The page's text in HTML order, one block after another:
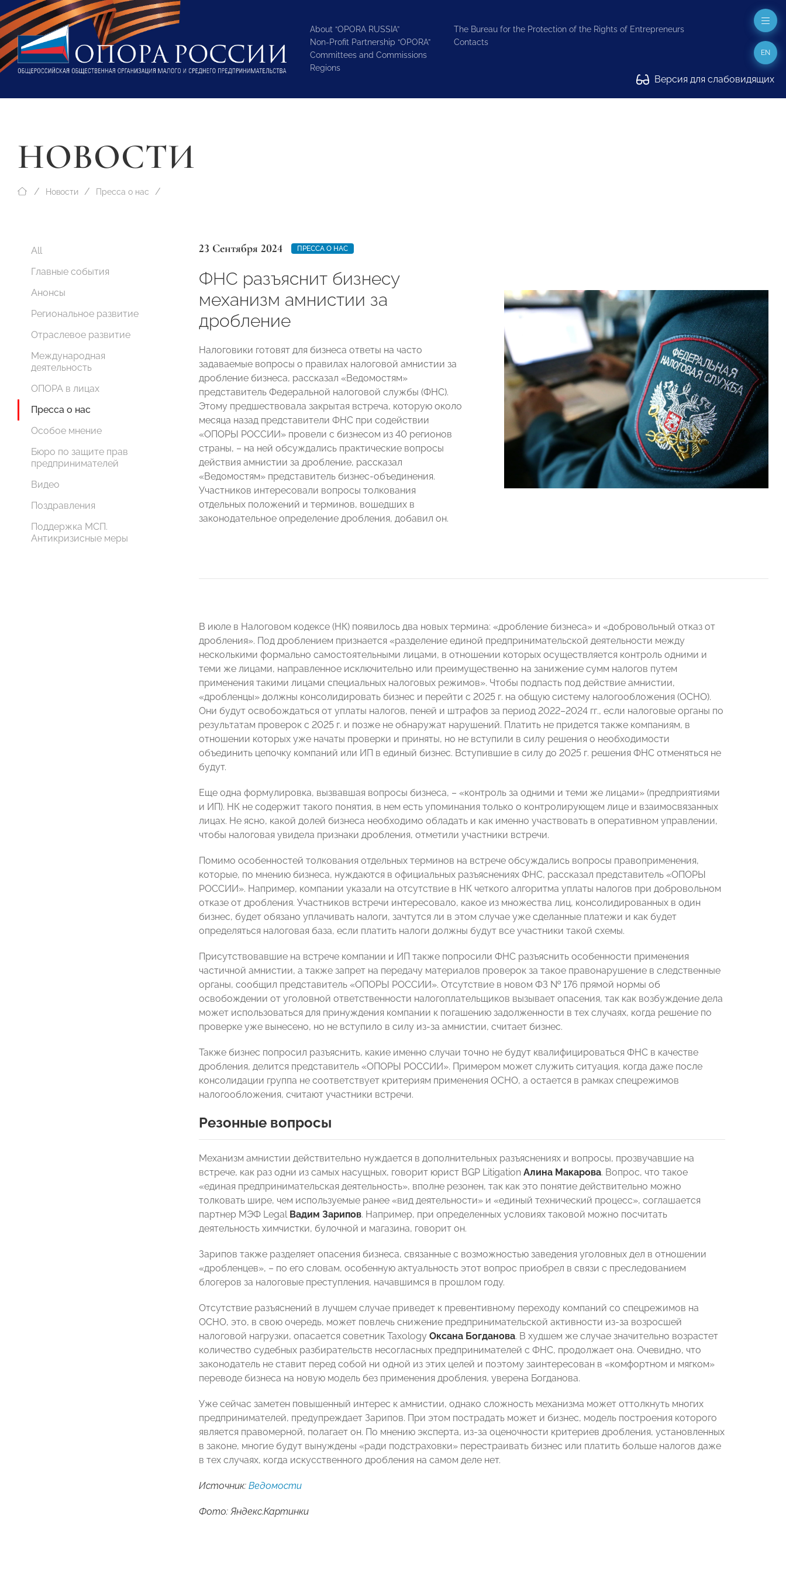
About “OPORA RUSSIA”
Non-Profit Partnership “OPORA”
Committees and Commissions
Regions
The Bureau for the Protection of the Rights of Entrepreneurs
Contacts
Версия для слабовидящих
EN
НОВОСТИ
Новости Пресса о нас
All
Главные события
Анонсы
Региональное развитие
Отраслевое развитие
Международная
деятельность
ОПОРА в лицах
Пресса о нас
Особое мнение
Бюро по защите прав
предпринимателей
Видео
Поздравления
Поддержка МСП.
Антикризисные меры
23 Сентября 2024 ПРЕССА О НАС
ФНС разъяснит бизнесу
механизм амнистии за
дробление
Налоговики готовят для бизнеса ответы на часто
задаваемые вопросы о правилах налоговой амнистии за
дробление бизнеса, рассказал «Ведомостям»
представитель Федеральной налоговой службы (ФНС).
Этому предшествовала закрытая встреча, которую около
месяца назад представители ФНС при содействии
«ОПОРЫ РОССИИ» провели с бизнесом из 40 регионов
страны, – на ней обсуждались практические вопросы
действия амнистии за дробление, рассказал
«Ведомостям» представитель бизнес-объединения.
Участников интересовали вопросы толкования
отдельных положений и терминов, вошедших в
законодательное определение дробления, добавил он.
В июле в Налоговом кодексе (НК) появилось два новых термина: «дробление бизнеса» и «добровольный отказ от
дробления». Под дроблением признается «разделение единой предпринимательской деятельности между
несколькими формально самостоятельными лицами, в отношении которых осуществляется контроль одними и
теми же лицами, направленное исключительно или преимущественно на занижение сумм налогов путем
применения такими лицами специальных налоговых режимов». Чтобы подпасть под действие амнистии,
«дробленцы» должны консолидировать бизнес и перейти с 2025 г. на общую систему налогообложения (ОСНО).
Они будут освобождаться от уплаты налогов, пеней и штрафов за период 2022–2024 гг., если налоговые органы по
результатам проверок с 2025 г. и позже не обнаружат нарушений. Платить не придется также компаниям, в
отношении которых уже начаты проверки и приняты, но не вступили в силу решения о необходимости
объединить цепочку компаний или ИП в единый бизнес. Вступившие в силу до 2025 г. решения ФНС отменяться не
будут.
Еще одна формулировка, вызвавшая вопросы бизнеса, – «контроль за одними и теми же лицами» (предприятиями
и ИП). НК не содержит такого понятия, в нем есть упоминания только о контролирующем лице и взаимосвязанных
лицах. Не ясно, какой долей бизнеса необходимо обладать и как именно участвовать в оперативном управлении,
чтобы налоговая увидела признаки дробления, отметили участники встречи.
Помимо особенностей толкования отдельных терминов на встрече обсуждались вопросы правоприменения,
которые, по мнению бизнеса, нуждаются в официальных разъяснениях ФНС, рассказал представитель «ОПОРЫ
РОССИИ». Например, компании указали на отсутствие в НК четкого алгоритма уплаты налогов при добровольном
отказе от дробления. Участников встречи интересовало, какое из множества лиц, консолидированных в один
бизнес, будет обязано уплачивать налоги, зачтутся ли в этом случае уже сделанные платежи и как будет
определяться налоговая база, если платить налоги должны будут все участники такой схемы.
Присутствовавшие на встрече компании и ИП также попросили ФНС разъяснить особенности применения
частичной амнистии, а также запрет на передачу материалов проверок за такое правонарушение в следственные
органы, сообщил представитель «ОПОРЫ РОССИИ». Отсутствие в новом ФЗ № 176 прямой нормы об
освобождении от уголовной ответственности налогоплательщиков вызывает опасения, так как возбуждение дела
может использоваться для принуждения компании к погашению задолженности в тех случаях, когда решение по
проверке уже вынесено, но не вступило в силу из-за амнистии, считает бизнес.
Также бизнес попросил разъяснить, какие именно случаи точно не будут квалифицироваться ФНС в качестве
дробления, делится представитель «ОПОРЫ РОССИИ». Примером может служить ситуация, когда даже после
консолидации группа не соответствует критериям применения ОСНО, а остается в рамках спецрежимов
налогообложения, считают участники встречи.
Резонные вопросы
Механизм амнистии действительно нуждается в дополнительных разъяснениях и вопросы, прозвучавшие на
встрече, как раз одни из самых насущных, говорит юрист BGP Litigation Алина Макарова. Вопрос, что такое
«единая предпринимательская деятельность», вполне резонен, так как это понятие действительно можно
толковать шире, чем используемые ранее «вид деятельности» и «единый технический процесс», соглашается
партнер МЭФ Legal Вадим Зарипов. Например, при определенных условиях таковой можно посчитать
деятельность химчистки, булочной и магазина, говорит он.
Зарипов также разделяет опасения бизнеса, связанные с возможностью заведения уголовных дел в отношении
«дробленцев», – по его словам, особенную актуальность этот вопрос приобрел в связи с преследованием
блогеров за налоговые преступления, начавшимся в прошлом году.
Отсутствие разъяснений в лучшем случае приведет к превентивному переходу компаний со спецрежимов на
ОСНО, это, в свою очередь, может повлечь снижение предпринимательской активности из-за возросшей
налоговой нагрузки, опасается советник Taxology Оксана Богданова. В худшем же случае значительно возрастет
количество судебных разбирательств несогласных предпринимателей с ФНС, продолжает она. Очевидно, что
законодатель не ставит перед собой ни одной из этих целей и поэтому заинтересован в «комфортном и мягком»
переводе бизнеса на новую модель без применения дробления, уверена Богданова.
Уже сейчас заметен повышенный интерес к амнистии, однако сложность механизма может оттолкнуть многих
предпринимателей, предупреждает Зарипов. При этом пострадать может и бизнес, модель построения которого
является правомерной, полагает он. По мнению эксперта, из-за оценочности критериев дробления, установленных
в законе, многие будут вынуждены «ради подстраховки» перестраивать бизнес или платить больше налогов даже
в тех случаях, когда искусственного дробления на самом деле нет.
Источник: Ведомости
Фото: Яндекс.Картинки